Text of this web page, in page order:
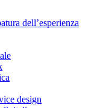
dell’esperienza
design